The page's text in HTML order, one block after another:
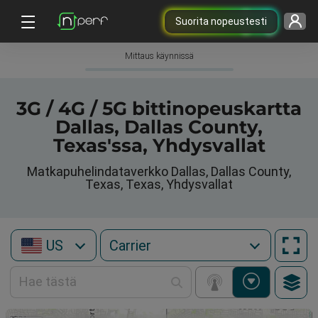
Suorita nopeustesti
Mittaus käynnissä
3G / 4G / 5G bittinopeuskartta
Dallas, Dallas County,
Texas'ssa, Yhdysvallat
Matkapuhelindataverkko Dallas, Dallas County,
Texas, Texas, Yhdysvallat
US